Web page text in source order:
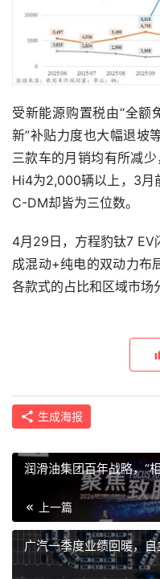
受新能源购置税由“全额免征”调整为“‌
新”补贴力度也大幅退坡
三款车的月销均有所减
Hi4为2,000辆以上，3月
C-DM却皆为三位数。
4月29日，方程豹钛7 EV
成混动+纯电的双动力布
各款式的占比和区域市场
生成海报
润滑油集团百年战略，“
上一篇
广汽一季度业绩回暖，